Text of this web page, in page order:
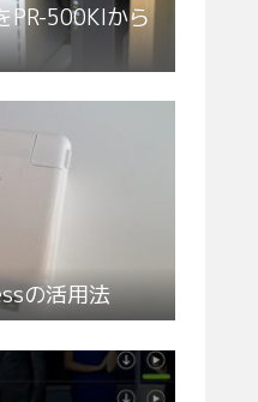
PR-500KIから
の活用法